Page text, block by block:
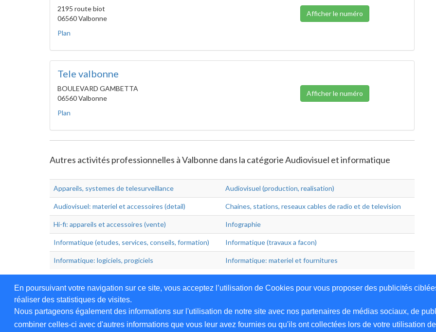
En poursuivant votre navigation sur ce site, vous acceptez l’utilisation de Cookies pour vous proposer des publicités
réaliser des statistiques de visites.
Nous partageons également des informations sur l'utilisation de notre site avec nos partenaires de médias sociaux, de
combiner celles-ci avec d'autres informations que vous leur avez fournies ou qu'ils ont collectées lors de votre utilisation
2195 route biot
06560 Valbonne
Plan
Afficher le numéro
Tele valbonne
BOULEVARD GAMBETTA
06560 Valbonne
Plan
Afficher le numéro
Autres activités professionnelles à Valbonne dans la catégorie Audiovisuel et informatique
Appareils, systemes de telesurveillance Audiovisuel (production, realisation)
Audiovisuel: materiel et accessoires (detail) Chaines, stations, reseaux cables de radio et de television
Hi-fi: appareils et accessoires (vente) Infographie
Informatique (etudes, services, conseils, formation) Informatique (travaux a facon)
Informatique: logiciels, progiciels Informatique: materiel et fournitures